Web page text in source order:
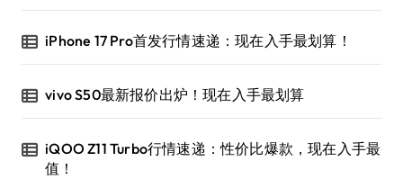
iPhone 17 Pro首发行情速递：现在入手最划算！
vivo S50最新报价出炉！现在入手最划算
iQOO Z11 Turbo行情速递：性价比爆款，现在入手最
值！